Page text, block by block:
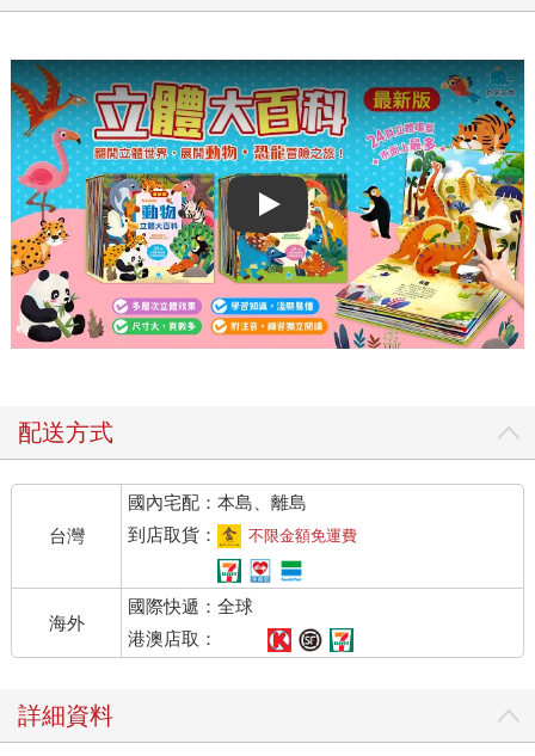
Play video
配送方式
台灣
國內宅配：本島、離島
到店取貨：
不限金額免運費
海外
國際快遞：全球
港澳店取：
詳細資料